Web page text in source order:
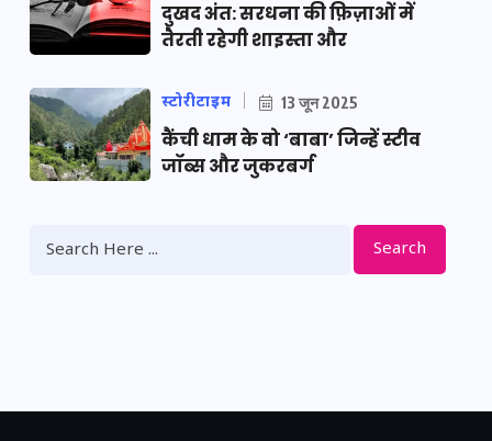
दुखद अंत: सरधना की फ़िज़ाओं में
तैरती रहेगी शाइस्ता और
स्टोरीटाइम 13 जून 2025
कैंची धाम के वो ‘बाबा’ जिन्हें स्टीव
जॉब्स और जुकरबर्ग
Search